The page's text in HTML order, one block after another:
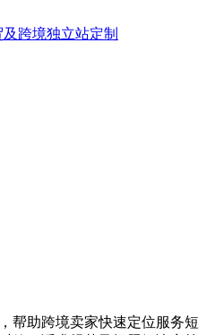
及跨境独立站定制
帮助跨境卖家快速定位服务短